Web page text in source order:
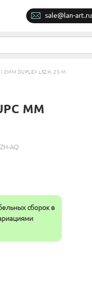
sale@lan-art.ru
DUPLEX LSZH, 25 М.
MM
AQ
сборок в